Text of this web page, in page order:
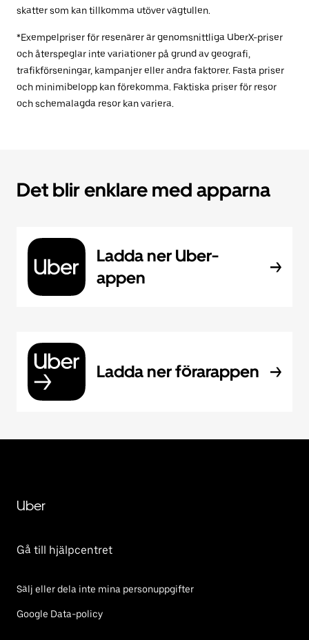
skatter som kan tillkomma utöver vägtullen.
*Exempelpriser för resenärer är genomsnittliga UberX-priser
och återspeglar inte variationer på grund av geografi,
trafikförseningar, kampanjer eller andra faktorer. Fasta priser
och minimibelopp kan förekomma. Faktiska priser för resor
och schemalagda resor kan variera.
Det blir enklare med apparna
Ladda ner Uber-
appen
Ladda ner förarappen
Uber
Gå till hjälpcentret
Sälj eller dela inte mina personuppgifter
Google Data-policy